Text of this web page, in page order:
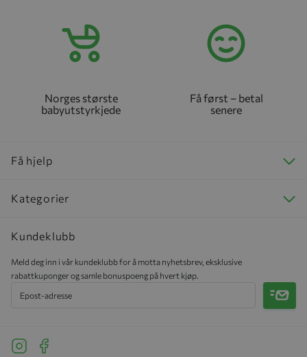
Norges største
babyutstyrkjede
Få først – betal
senere
Få hjelp
Kategorier
Kundeklubb
Meld deg inn i vår kundeklubb for å motta nyhetsbrev, eksklusive
rabattkuponger og samle bonuspoeng på hvert kjøp.
Meld
See our Instagram
See our Facebook